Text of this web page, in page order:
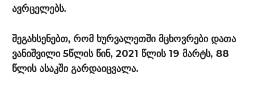
ავრცელებს.
შეგახსენებთ, რომ ხურვალეთში მცხოვრები დათა
ვანიშვილი 5წლის წინ, 2021 წლის 19 მარტს, 88
წლის ასაკში გარდაიცვალა.